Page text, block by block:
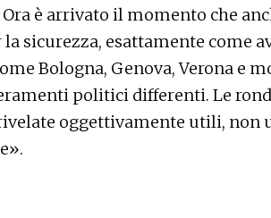
è arrivato il momento che
sicurezza, esattamente come
Bologna, Genova, Verona e
politici differenti. Le
oggettivamente utili, non